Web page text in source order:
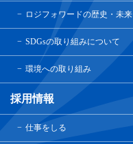
ロジフォワードの歴史・未来
SDGsの取り組みについて
環境への取り組み
採用情報
仕事をしる